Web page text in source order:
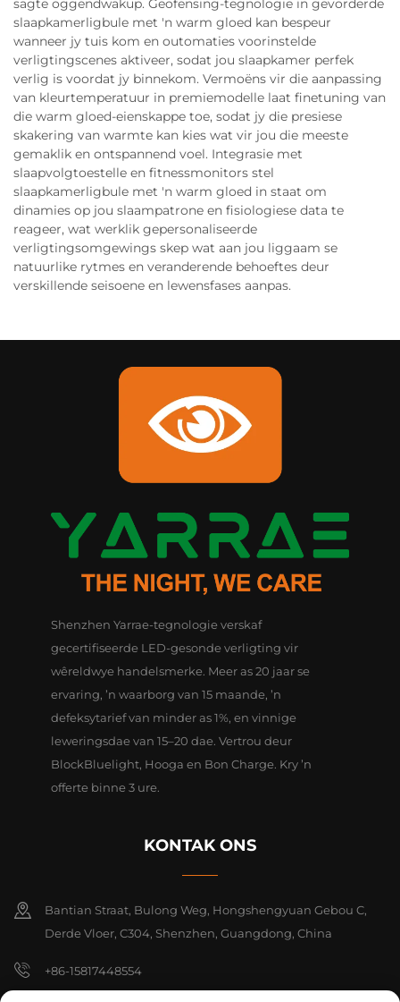
sagte oggendwakup. Geofensing-tegnologie in gevorderde
slaapkamerligbule met 'n warm gloed kan bespeur
wanneer jy tuis kom en outomaties voorinstelde
verligtingscenes aktiveer, sodat jou slaapkamer perfek
verlig is voordat jy binnekom. Vermoëns vir die aanpassing
van kleurtemperatuur in premiemodelle laat finetuning van
die warm gloed-eienskappe toe, sodat jy die presiese
skakering van warmte kan kies wat vir jou die meeste
gemaklik en ontspannend voel. Integrasie met
slaapvolgtoestelle en fitnessmonitors stel
slaapkamerligbule met 'n warm gloed in staat om
dinamies op jou slaampatrone en fisiologiese data te
reageer, wat werklik gepersonaliseerde
verligtingsomgewings skep wat aan jou liggaam se
natuurlike rytmes en veranderende behoeftes deur
verskillende seisoene en lewensfases aanpas.
Shenzhen Yarrae-tegnologie verskaf
gecertifiseerde LED-gesonde verligting vir
wêreldwye handelsmerke. Meer as 20 jaar se
ervaring, ’n waarborg van 15 maande, ’n
defeksytarief van minder as 1%, en vinnige
leweringsdae van 15–20 dae. Vertrou deur
BlockBluelight, Hooga en Bon Charge. Kry ’n
offerte binne 3 ure.
KONTAK ONS
Bantian Straat, Bulong Weg, Hongshengyuan Gebou C,
Derde Vloer, C304, Shenzhen, Guangdong, China
+86-15817448554